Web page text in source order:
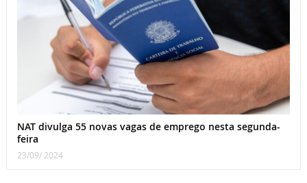
NAT divulga 55 novas vagas de emprego nesta segunda-
feira
23/09/ 2024